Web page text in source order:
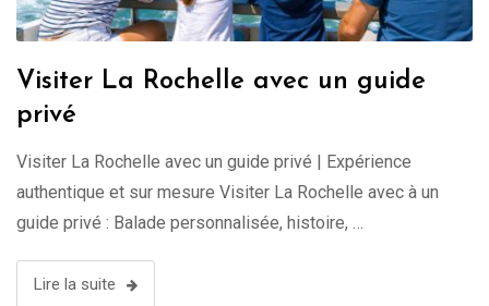
Visiter La Rochelle avec un guide
privé
Visiter La Rochelle avec un guide privé | Expérience
authentique et sur mesure Visiter La Rochelle avec à un
guide privé : Balade personnalisée, histoire, …
Lire la suite